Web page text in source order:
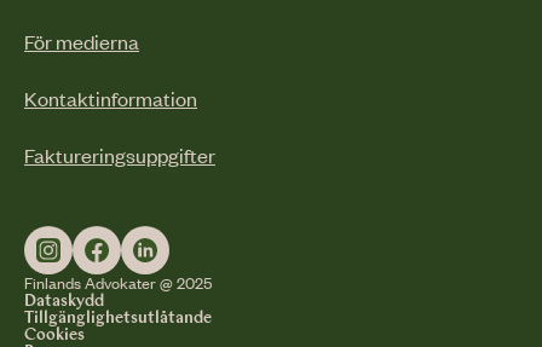
För medierna
Kontaktinformation
Faktureringsuppgifter
Finlands Advokater @ 2025
Dataskydd
Tillgänglighetsutlåtande
Cookies